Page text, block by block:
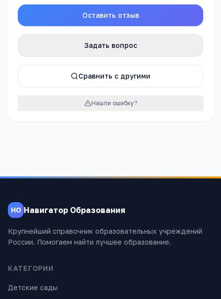
Оставить отзыв
Задать вопрос
Сравнить с другими
Нашли ошибку?
НО Навигатор Образования
Крупнейший справочник образовательных учреждений
России. Помогаем найти лучшее образование.
КАТЕГОРИИ
Детские сады